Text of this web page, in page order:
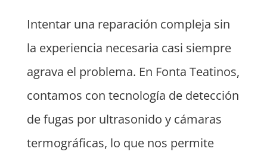
Intentar una reparación compleja sin
la experiencia necesaria casi siempre
agrava el problema. En Fonta Teatinos,
contamos con tecnología de detección
de fugas por ultrasonido y cámaras
termográficas, lo que nos permite